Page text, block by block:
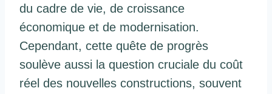
du cadre de vie, de croissance
économique et de modernisation.
Cependant, cette quête de progrès
soulève aussi la question cruciale du coût
réel des nouvelles constructions, souvent